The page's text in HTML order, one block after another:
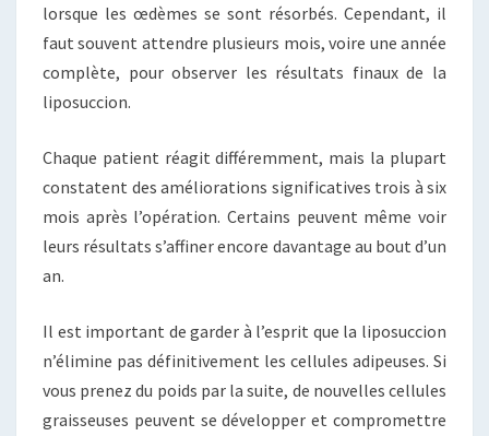
lorsque les œdèmes se sont résorbés. Cependant, il
faut souvent attendre plusieurs mois, voire une année
complète, pour observer les résultats finaux de la
liposuccion.
Chaque patient réagit différemment, mais la plupart
constatent des améliorations significatives trois à six
mois après l’opération. Certains peuvent même voir
leurs résultats s’affiner encore davantage au bout d’un
an.
Il est important de garder à l’esprit que la liposuccion
n’élimine pas définitivement les cellules adipeuses. Si
vous prenez du poids par la suite, de nouvelles cellules
graisseuses peuvent se développer et compromettre